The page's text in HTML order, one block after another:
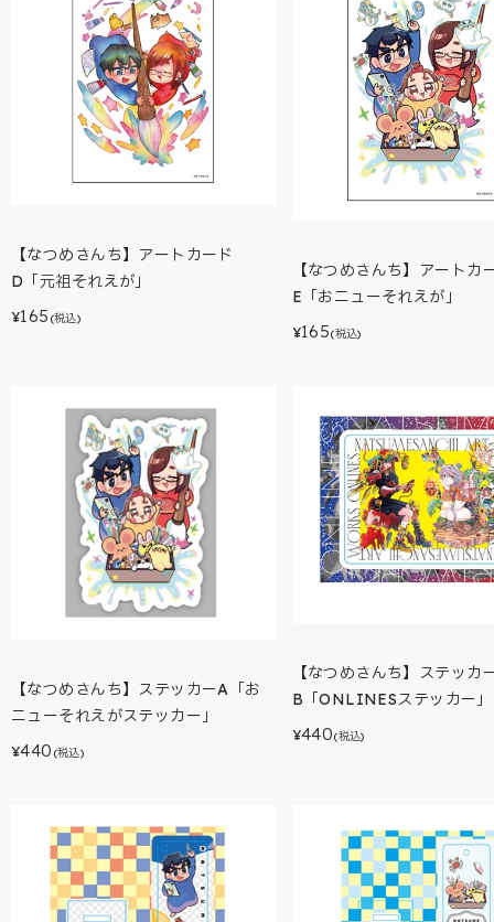
【なつめさんち】アートカード
D「元祖それえが」
¥165 (税込)
【なつめさんち】アートカ
E「おニューそれえが」
¥165(税込)
【なつめさんち】ステッカーA「お
ニューそれえがステッカー」
¥440 (税込)
【なつめさんち】ステッカ
B「ONLINESステッカー」
¥440(税込)